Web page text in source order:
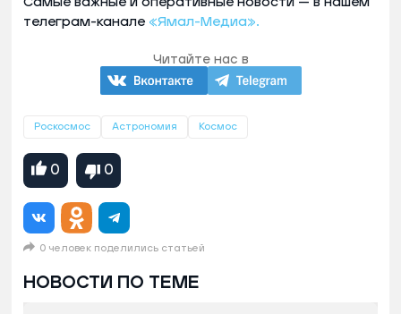
телеграм-канале «Ямал-Медиа».
Читайте нас в
Роскосмос Астрономия Космос
0 0
0 человек поделились статьей
НОВОСТИ ПО ТЕМЕ